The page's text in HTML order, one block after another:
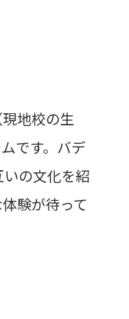
地校の生
です。バデ
の文化を紹
験が待って